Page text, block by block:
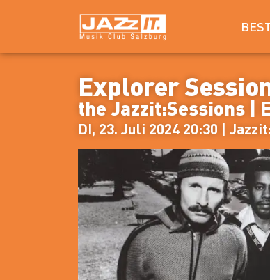
Explorer
the Jazzit:Sessions |
DI, 23. Juli 2024 20:30 |